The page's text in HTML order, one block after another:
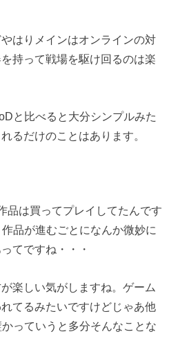
はりメインはオンラインの対
持って戦場を駆け回るのは楽
と比べると大分シンプルみた
るだけのことはあります。
品は買ってプレイしてたんです
品が進むごとになんか微妙に
てですね・・・
楽しい気がしますね。ゲーム
てるみたいですけどじゃあ他
っていうと多分そんなことな